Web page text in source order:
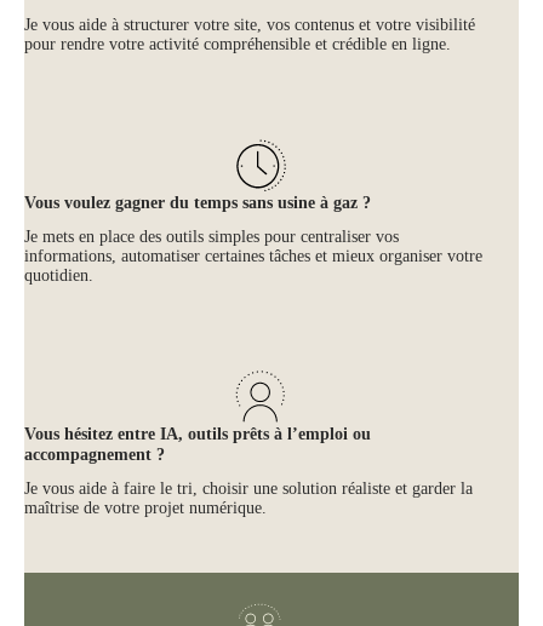
Je vous aide à structurer votre site, vos contenus et votre visibilité
pour rendre votre activité compréhensible et crédible en ligne.
Vous voulez gagner du temps sans usine à gaz ?
Je mets en place des outils simples pour centraliser vos
informations, automatiser certaines tâches et mieux organiser votre
quotidien.
Vous hésitez entre IA, outils prêts à l’emploi ou
accompagnement ?
Je vous aide à faire le tri, choisir une solution réaliste et garder la
maîtrise de votre projet numérique.